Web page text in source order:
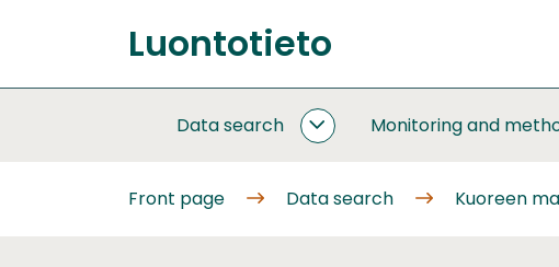
to
content
Front
Luontotieto
Data search
DATA
Monitoring and
Front page Data search Kuoreen